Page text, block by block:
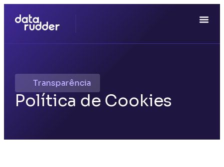
Transparência
Política de Cookies